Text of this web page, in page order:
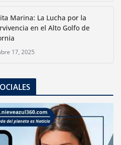
Marina: La Lucha por la
en el Alto Golfo de
17, 2025